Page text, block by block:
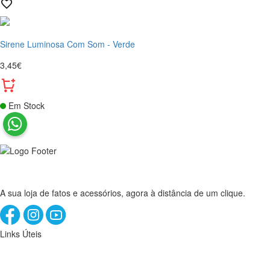
Sirene Luminosa Com Som - Verde
3,45€
Em Stock
A sua loja de fatos e acessórios, agora à distância de um clique.
Links Úteis